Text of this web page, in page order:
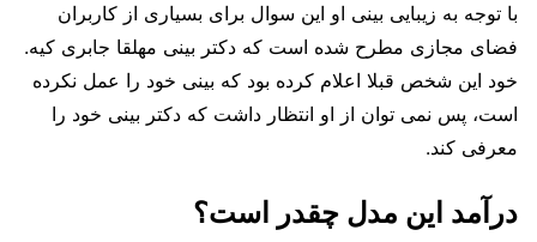
با توجه به زیبایی بینی او این سوال برای بسیاری از کاربران
فضای مجازی مطرح شده است که دکتر بینی مهلقا جابری کیه.
خود این شخص قبلا اعلام کرده بود که بینی خود را عمل نکرده
است، پس نمی توان از او انتظار داشت که دکتر بینی خود را
معرفی کند.
درآمد این مدل چقدر است؟